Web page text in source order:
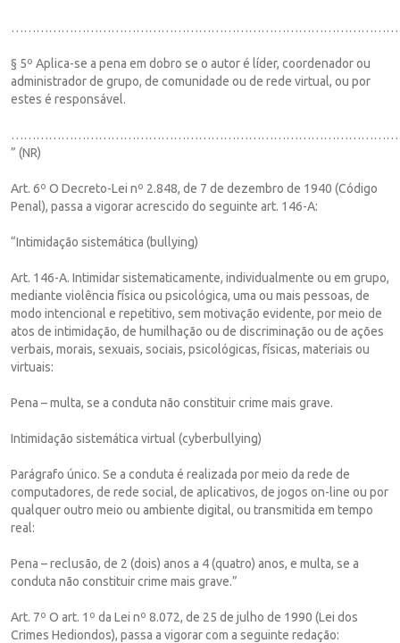
§ 5º Aplica-se a pena em dobro se o autor é líder, coordenador ou
administrador de grupo, de comunidade ou de rede virtual, ou por
estes é responsável.
” (NR)
Art. 6º O Decreto-Lei nº 2.848, de 7 de dezembro de 1940 (Código
Penal), passa a vigorar acrescido do seguinte art. 146-A:
“Intimidação sistemática (bullying)
Art. 146-A. Intimidar sistematicamente, individualmente ou em grupo,
mediante violência física ou psicológica, uma ou mais pessoas, de
modo intencional e repetitivo, sem motivação evidente, por meio de
atos de intimidação, de humilhação ou de discriminação ou de ações
verbais, morais, sexuais, sociais, psicológicas, físicas, materiais ou
virtuais:
Pena – multa, se a conduta não constituir crime mais grave.
Intimidação sistemática virtual (cyberbullying)
Parágrafo único. Se a conduta é realizada por meio da rede de
computadores, de rede social, de aplicativos, de jogos on-line ou por
qualquer outro meio ou ambiente digital, ou transmitida em tempo
real:
Pena – reclusão, de 2 (dois) anos a 4 (quatro) anos, e multa, se a
conduta não constituir crime mais grave.”
Art. 7º O art. 1º da Lei nº 8.072, de 25 de julho de 1990 (Lei dos
Crimes Hediondos), passa a vigorar com a seguinte redação: